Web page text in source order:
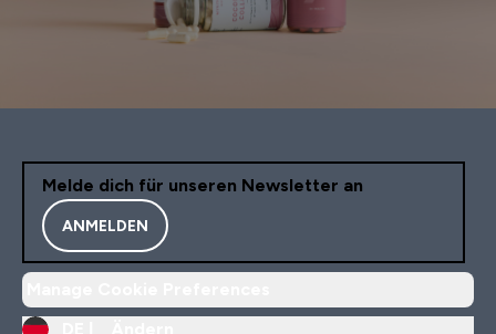
Melde dich für unseren Newsletter an
ANMELDEN